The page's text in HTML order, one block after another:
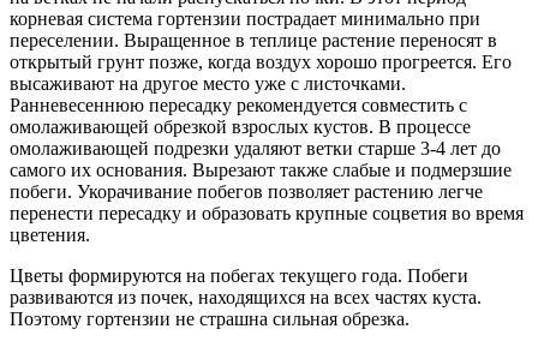
корневая система гортензии пострадает минимально при
переселении. Выращенное в теплице растение переносят в
открытый грунт позже, когда воздух хорошо прогреется. Его
высаживают на другое место уже с листочками.
Ранневесеннюю пересадку рекомендуется совместить с
омолаживающей обрезкой взрослых кустов. В процессе
омолаживающей подрезки удаляют ветки старше 3-4 лет до
самого их основания. Вырезают также слабые и подмерзшие
побеги. Укорачивание побегов позволяет растению легче
перенести пересадку и образовать крупные соцветия во время
цветения.
Цветы формируются на побегах текущего года. Побеги
развиваются из почек, находящихся на всех частях куста.
Поэтому гортензии не страшна сильная обрезка.